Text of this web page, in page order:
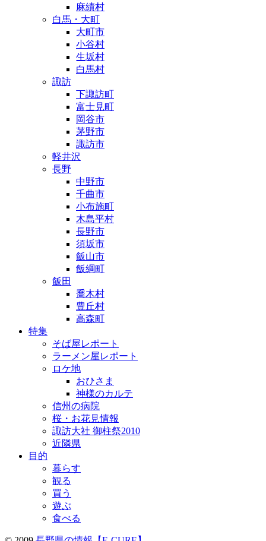
麻績村
白馬・大町
大町市
小谷村
生坂村
白馬村
諏訪
下諏訪町
富士見町
岡谷市
茅野市
諏訪市
軽井沢
長野
中野市
千曲市
小布施町
木島平村
長野市
須坂市
飯山市
飯綱町
飯田
喬木村
豊丘村
高森町
特集
そば屋レポート
ラーメン屋レポート
ロケ地
おひさま
神様のカルテ
信州の病院
桜・お花見情報
諏訪大社 御柱祭2010
近隣県
目的
暮らす
観る
買う
遊ぶ
食べる